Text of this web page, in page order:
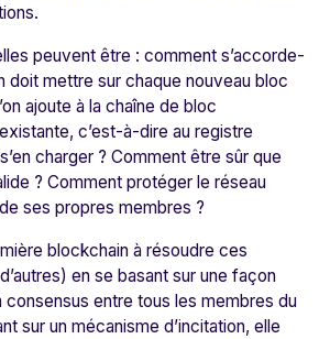
peuvent être : comment s’accorde-
doit mettre sur chaque nouveau bloc
ajoute à la chaîne de bloc
c’est-à-dire au registre
charger ? Comment être sûr que
? Comment protéger le réseau
ses propres membres ?
blockchain à résoudre ces
en se basant sur une façon
consensus entre tous les membres du
sur un mécanisme d’incitation, elle